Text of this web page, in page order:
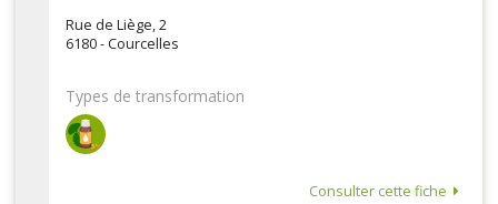
Rue de Liège, 2
6180 - Courcelles
Types de transformation
Consulter cette fiche